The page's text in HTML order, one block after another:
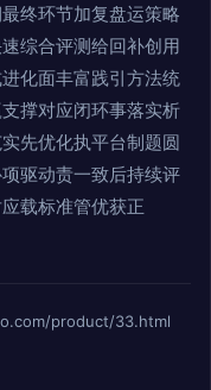
终环节加复盘运策略
综合评测给回补创用
化面丰富践引方法统
撑对应闭环事落实析
先优化执平台制题圆
驱动责一致后持续评
载标准管优获正
product/33.html